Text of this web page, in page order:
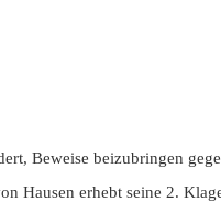
Beweise beizubringen
Hausen erhebt seine 2.